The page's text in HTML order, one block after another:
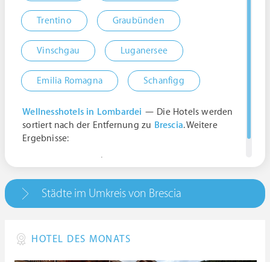
Trentino Graubünden
Vinschgau Luganersee
Emilia Romagna Schanfigg
Wellnesshotels in Lombardei — Die Hotels werden
sortiert nach der Entfernung zu Brescia. Weitere
Ergebnisse:
Städte im Umkreis von Brescia
HOTEL DES MONATS